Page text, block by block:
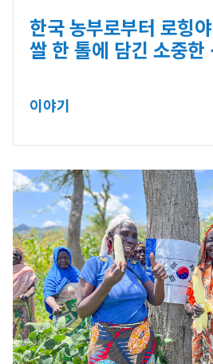
한국 농부로부터 로힝
쌀 한 톨에 담긴 소중한
이야기